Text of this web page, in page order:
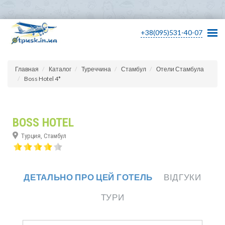
+38(095)531-40-07
Главная Каталог Туреччина Стамбул
Отели Стамбула
Boss Hotel 4*
BOSS HOTEL
Турция, Стамбул
ДЕТАЛЬНО ПРО ЦЕЙ ГОТЕЛЬ
ВІДГУКИ
ТУРИ